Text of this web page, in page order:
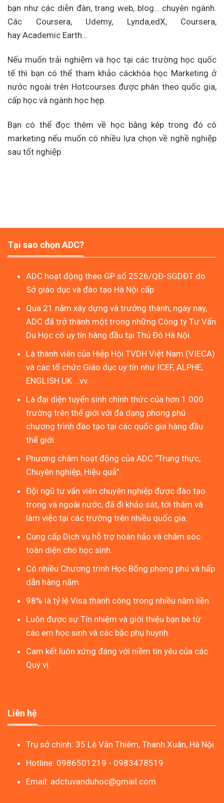
bạn như các diễn đàn, trang web, blog… chuyên ngành.
Các Coursera, Udemy, Lynda,edX, Coursera,
hay Academic Earth…
Nếu muốn trải nghiệm và học tại các trường học quốc
tế thì bạn có thể tham khảo cáckhóa học Marketing ở
nước ngoài trên Hotcourses được phân theo quốc gia,
cấp học và ngành học hẹp.
Bạn có thể đọc thêm về học bằng kép trong đó có
marketing nếu muốn có nhiều lựa chọn về nghề nghiệp
sau tốt nghiệp.
Tại sao chọn ADC?
ADC hoạt động theo GP số 2526/QĐ-SGDĐT do
Sở giáo dục và đào tạo Hà Nội cấp
Qua 21 năm xây dựng và trưởng thành, ngày nay,
ADC đã trở thành một trong những Công ty Tư Vấn
Du Học có uy tín hàng đầu tại Thủ Đô Hà Nội.
Là thành viên của Hiệp Hội TVDH Việt Nam (VIECA)
và các tổ chức Giáo dục uy tín như ICEF, ALPHE,
ENGLISH UK …vv.
Là đại diện tuyển sinh chính thức của hơn 1.000
trường trên thế giới với đa dạng phong phú
chương trình đào tạo tại các quốc gia hàng đầu
thế giới.
Phương châm hoạt động của ADC “Trung thực,
Chuyên nghiệp, Hiệu quả”.
Đội ngũ tư vấn viên chuyên nghiệp được đào tạo
trong và ngoài nước, đã đi khảo sát, tới thăm và
làm việc tại các trường trên nhiều quốc gia.
Cung cấp Dịch vụ hỗ trợ hoàn hảo và chăm sóc
toàn diện cho học sinh.
Có nhiều Chương trình Học Bổng phong phú và hấp
dẫn hàng năm.
98% là tỷ lệ Visa thành công trong nhiều năm liền.
Luôn được sự Tín nhiệm và giới thiệu bạn bè từ
các em học sinh và các bậc phụ huynh.
Cam kết luôn xứng đáng với niềm tin yêu của các
Quý vị.
Liên hệ
Trụ sở chính: 35 Lê Văn Thiêm, Thanh Xuân, Hà Nội
Hotline: 0986501219 - 0983478519
Email: adctuvanduhoc@gmail.com